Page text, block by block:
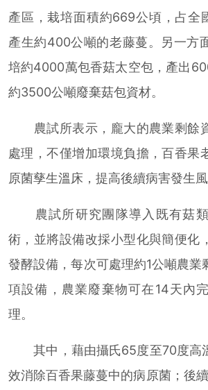
產區，栽培面積約669公頃，占全
產生約400公噸的老藤蔓。另一方
培約4000萬包香菇太空包，產出
約3500公噸廢棄菇包資材。
農試所表示，龐大的農業剩餘
處理，不僅增加環境負擔，百香果
原菌孳生溫床，提高後續病害發生風
農試所研究團隊導入既有菇類
術，並將設備改採小型化與簡便化
發酵設備，每次可處理約1公噸農業
項設備，農業廢棄物可在14天內
理。
其中，藉由攝氏65度至70度高
效消除百香果藤蔓中的病原菌；後